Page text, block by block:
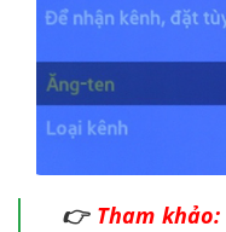
👉 Tham khảo: